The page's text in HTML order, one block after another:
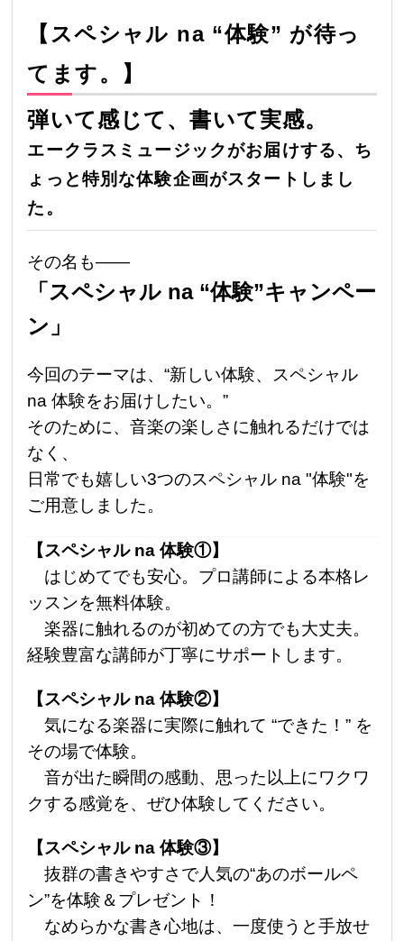
【スペシャル na “体験” が待っ
てます。】
弾いて感じて、書いて実感。
エークラスミュージックがお届けする、ち
ょっと特別な体験企画がスタートしまし
た。
その名も――
「スペシャル na “体験”キャンペー
ン」
今回のテーマは、“新しい体験、スペシャル
na 体験をお届けしたい。”
そのために、音楽の楽しさに触れるだけでは
なく、
日常でも嬉しい3つのスペシャル na "体験"を
ご用意しました。
【スペシャル na 体験①】
はじめてでも安心。プロ講師による本格レ
ッスンを無料体験。
楽器に触れるのが初めての方でも大丈夫。
経験豊富な講師が丁寧にサポートします。
【スペシャル na 体験②】
気になる楽器に実際に触れて “できた！” を
その場で体験。
音が出た瞬間の感動、思った以上にワクワ
クする感覚を、ぜひ体験してください。
【スペシャル na 体験③】
抜群の書きやすさで人気の“あのボールペ
ン”を体験＆プレゼント！
なめらかな書き心地は、一度使うと手放せ